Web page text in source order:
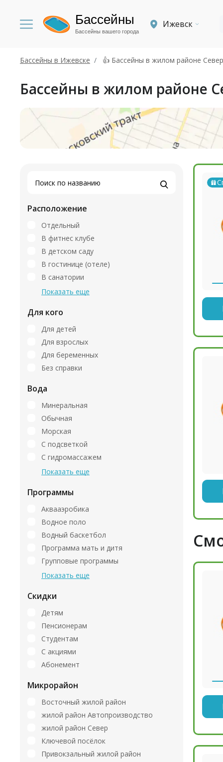
Бассейны
Бассейны вашего города
Ижевск
Бассейны в Ижевске 👍 Бассейны в жилом районе Север
Бассейны в жилом районе
Расположение
Отдельный
В фитнес клубе
В детском саду
В гостинице (отеле)
В санатории
Показать еще
Для кого
Для детей
Для взрослых
Для беременных
Без справки
Вода
Минеральная
Обычная
Морская
С подсветкой
С гидромассажем
Показать еще
Программы
Аквааэробика
Водное поло
Водный баскетбол
Программа мать и дитя
Групповые программы
Показать еще
Скидки
Детям
Пенсионерам
Студентам
С акциями
Абонемент
Микрорайон
Восточный жилой район
жилой район Автопроизводство
жилой район Север
Ключевой посёлок
Привокзальный жилой район